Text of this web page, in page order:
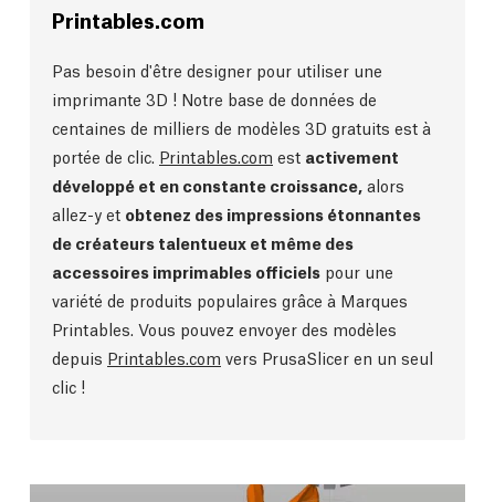
Printables.com
Pas besoin d'être designer pour utiliser une
imprimante 3D ! Notre base de données de
centaines de milliers de modèles 3D gratuits est à
portée de clic. Printables.com est activement
développé et en constante croissance, alors
allez-y et obtenez des impressions étonnantes
de créateurs talentueux et même des
accessoires imprimables officiels pour une
variété de produits populaires grâce à Marques
Printables. Vous pouvez envoyer des modèles
depuis Printables.com vers PrusaSlicer en un seul
clic !